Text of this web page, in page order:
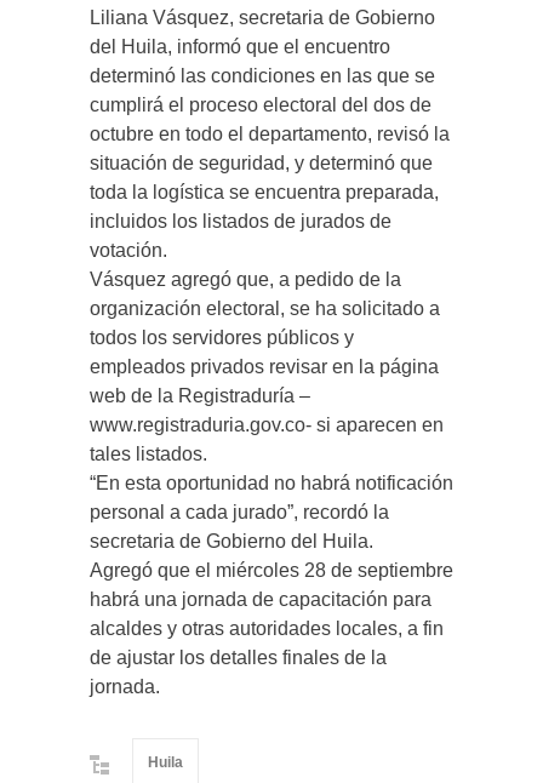
Liliana Vásquez, secretaria de Gobierno
del Huila, informó que el encuentro
determinó las condiciones en las que se
cumplirá el proceso electoral del dos de
octubre en todo el departamento, revisó la
situación de seguridad, y determinó que
toda la logística se encuentra preparada,
incluidos los listados de jurados de
votación.
Vásquez agregó que, a pedido de la
organización electoral, se ha solicitado a
todos los servidores públicos y
empleados privados revisar en la página
web de la Registraduría –
www.registraduria.gov.co- si aparecen en
tales listados.
“En esta oportunidad no habrá notificación
personal a cada jurado”, recordó la
secretaria de Gobierno del Huila.
Agregó que el miércoles 28 de septiembre
habrá una jornada de capacitación para
alcaldes y otras autoridades locales, a fin
de ajustar los detalles finales de la
jornada.
Huila